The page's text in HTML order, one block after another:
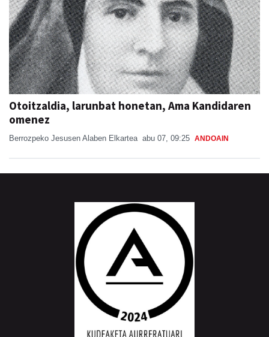
Otoitzaldia, larunbat honetan, Ama Kandidaren
omenez
Berrozpeko Jesusen Alaben Elkartea abu 07, 09:25 ANDOAIN